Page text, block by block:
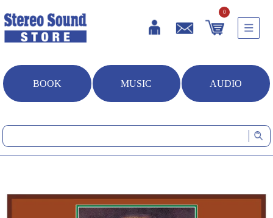
0
BOOK MUSIC AUDIO
HOME
音楽ソフト
ベートーヴェン：ピアノ・ソナタ全集 Vol. 1（シングルレイヤーSAC
D）